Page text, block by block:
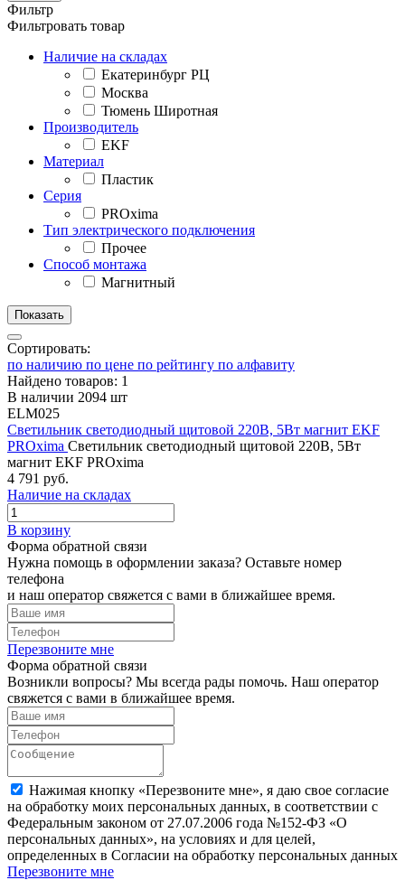
Фильтр
Фильтровать товар
Наличие на складах
Екатеринбург РЦ
Москва
Тюмень Широтная
Производитель
EKF
Материал
Пластик
Серия
PROxima
Тип электрического подключения
Прочее
Способ монтажа
Магнитный
Сортировать:
по наличию по цене по рейтингу по алфавиту
Найдено товаров: 1
В наличии 2094 шт
ELM025
Светильник светодиодный щитовой 220В, 5Вт магнит EKF
PROxima Светильник светодиодный щитовой 220В, 5Вт
магнит EKF PROxima
4 791 руб.
Наличие на складах
В корзину
Форма обратной связи
Нужна помощь в оформлении заказа? Оставьте номер
телефона
и наш оператор свяжется с вами в ближайшее время.
Перезвоните мне
Форма обратной связи
Возникли вопросы? Мы всегда рады помочь. Наш оператор
свяжется с вами в ближайшее время.
Нажимая кнопку «Перезвоните мне», я даю свое согласие
на обработку моих персональных данных, в соответствии с
Федеральным законом от 27.07.2006 года №152-ФЗ «О
персональных данных», на условиях и для целей,
определенных в Согласии на обработку персональных данных
Перезвоните мне